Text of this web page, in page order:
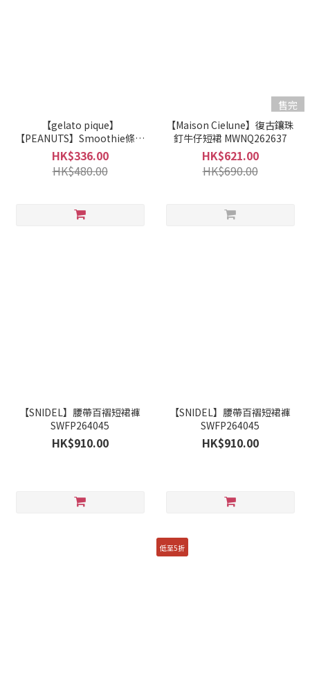
【gelato pique】
【PEANUTS】Smoothie條紋
短褲 PWNP262066
HK$336.00
HK$480.00
售完
【Maison Cielune】復古鑲珠
釘牛仔短裙 MWNQ262637
HK$621.00
HK$690.00
【SNIDEL】腰帶百褶短裙褲
SWFP264045
HK$910.00
【SNIDEL】腰帶百褶短裙褲
SWFP264045
HK$910.00
低至5折